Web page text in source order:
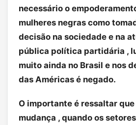
necessário o
mulheres negras como
decisão na sociedade e na
pública política partidária ,
muito ainda no Brasil e nos
das Américas é negado.
O importante é ressaltar que
mudança , quando os